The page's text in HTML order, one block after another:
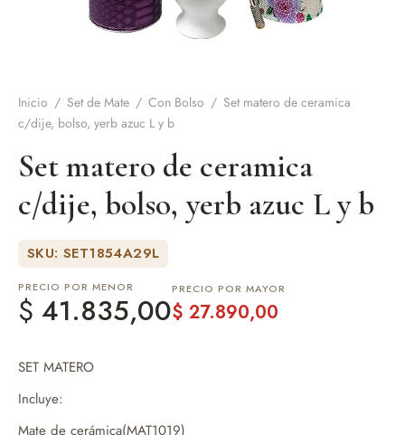
Inicio / Set de Mate / Con Bolso / Set matero de ceramica
c/dije, bolso, yerb azuc L y b
Set matero de ceramica
c/dije, bolso, yerb azuc L y b
SKU: SET1854A29L
PRECIO POR MENOR
$ 41.835,00
PRECIO POR MAYOR
$ 27.890,00
SET MATERO
Incluye:
Mate de cerámica(MAT1019)
y accesorios